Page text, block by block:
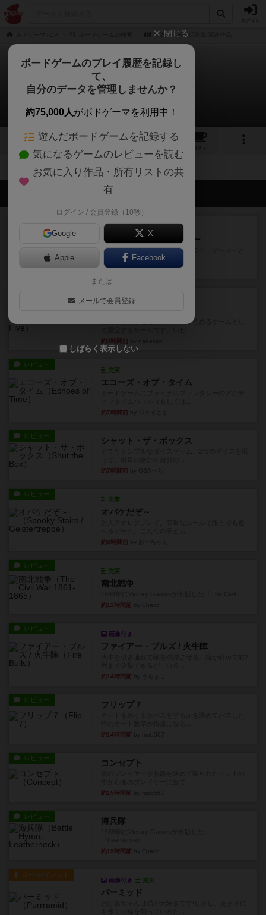
雲海 拡張版/関連作品
雲海
拡張/関連作品 0件
3
カフェ
会員の新しい投稿
アンダー・ザ・テーブラー
笑えるバカゲームを集めているライトゲーマーと
してのレビューです。正体隠...
約2時間前by toyota
充実
とにかくお手軽にすき間時間をうめるゲームとし
約3時間前
レビュー
充実
エコーズ・オブ・タイム
約7時間前
レビュー シャット・ザ・ボックス
約7時間前
レビュー
充実
オバケだぞ～
約8時間前
レビュー
充実
南北戦争
約12時間前
レビュー
画像付き
ファイアー・ブルズ / 火牛陣
約14時間前
レビュー フリップ７
約14時間前
レビュー コンセプト
約15時間前
レビュー 海兵隊
約15時間前
ルール/インスト
画像付き 充実
パーミッド
閉じる
ボードゲームのプレイ履歴を記録し
て、
自分のデータを管理しませんか？
約75,000人がボドゲーマを利用中！
遊んだボードゲームを記録する
気になるゲームのレビューを読む
お気に入り作品・所有リストの共
有
ログイン / 会員登録（10秒）
Google X
Apple Facebook
または
メールで会員登録
しばらく表示しない